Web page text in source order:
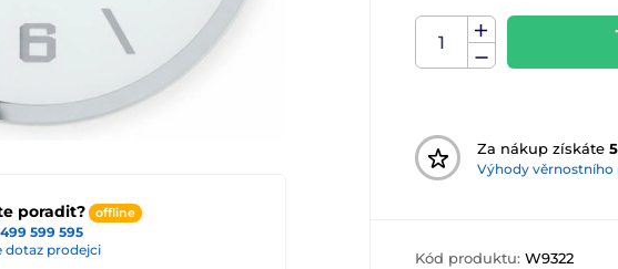
poradit? offline
499 599 595
dotaz prodejci
Za nákup získáte
Výhody věrnostního
Kód produktu: W9322